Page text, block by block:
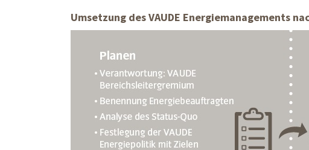
Umsetzung des VAUDE Energiemanagements